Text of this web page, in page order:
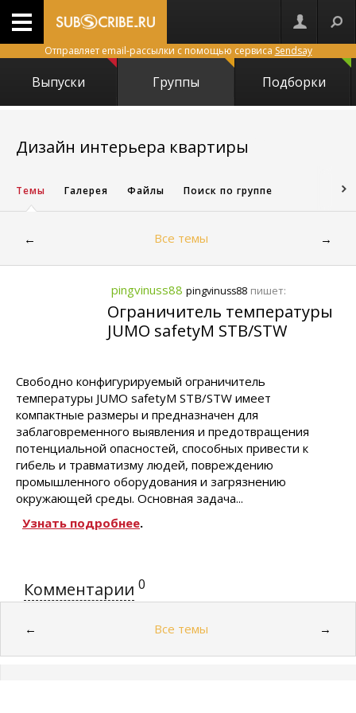
Отправляет email-рассылки с помощью сервиса Sendsay
Выпуски Группы Подборки
Дизайн интерьера квартиры
Темы Галерея Файлы Поиск по группе
← Все темы →
pingvinuss88 pingvinuss88 пишет:
Ограничитель температуры
JUMO safetyM STB/STW
Свободно конфигурируе­мый ограничитель
температуры JUMO safetyM STB/STW имеет
компактные размеры и предназначен для
заблаговременного выявления и предотвращения
потенциальной опасностей, способных привести к
гибель и травматизму людей, повреждению
промышлен­ного оборудования и загрязне­нию
окружающей среды. Основная задача...
Узнать подробнее.
Комментарии 0
← Все темы →